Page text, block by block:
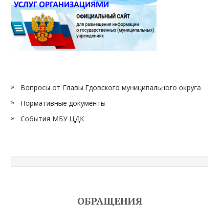
Вопросы от Главы Гдовского муниципального округа
Нормативные документы
События МБУ ЦДК
ОБРАЩЕНИЯ